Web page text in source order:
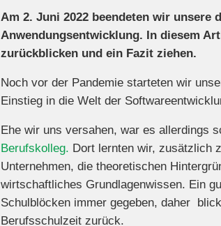
Am 2. Juni 2022 beendeten wir
Anwendungsentwicklung. In diesem
zurückblicken und ein Fazit ziehen.
Noch vor der Pandemie starteten wir
Einstieg in die Welt der
Ehe wir uns versahen, war es allerdings
Berufskolleg. Dort lernten wir, zusätzlich
Unternehmen, die theoretischen
wirtschaftliches Grundlagenwissen. Ein
Schulblöcken immer gegeben, daher
Berufsschulzeit zurück.